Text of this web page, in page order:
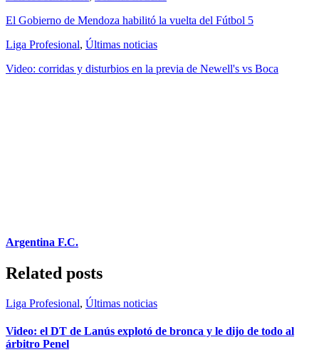
El Gobierno de Mendoza habilitó la vuelta del Fútbol 5
Liga Profesional, Últimas noticias
Video: corridas y disturbios en la previa de Newell's vs Boca
Argentina F.C.
Related posts
Liga Profesional, Últimas noticias
Video: el DT de Lanús explotó de bronca y le dijo de todo al
árbitro Penel